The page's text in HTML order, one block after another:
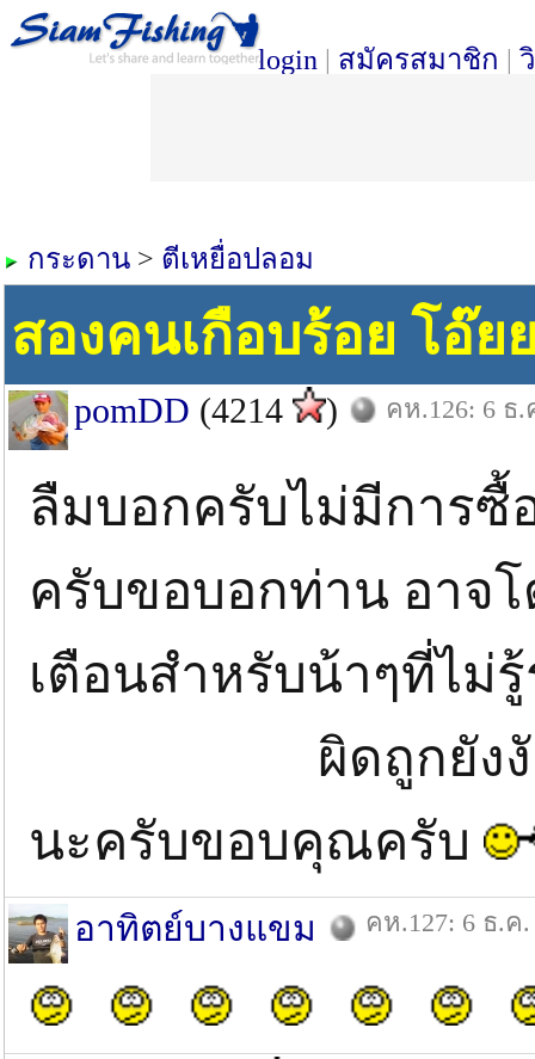
login | สมัครสมาชิก |
กระดาน > ตีเหยื่อปลอม
สองคนเกือบร้อย โอ๊
pomDD (4214 ) คห.126: 6 ธ.
ลืมบอกครับไม่มีการซื้
ครับขอบอกท่าน อาจ
เตือนสำหรับน้าๆที่ไม่
ผิดถูกยังงัยผม
นะครับขอบคุณครับ
อาทิตย์บางแขม คห.127: 6 ธ.ค.